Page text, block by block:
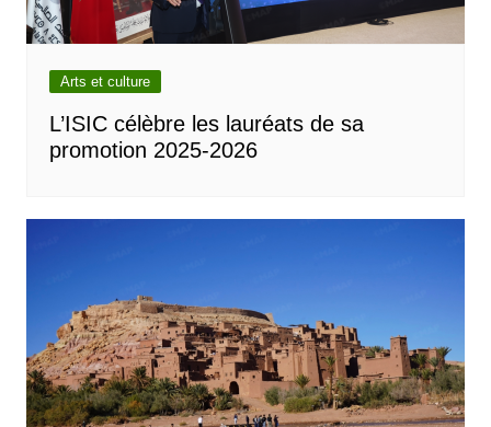
Arts et culture
L’ISIC célèbre les lauréats de sa
promotion 2025-2026